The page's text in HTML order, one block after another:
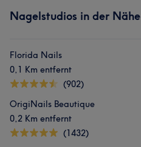
Nagelstudios in der Nähe
Florida Nails
0,1 Km entfernt
(902)
OrigiNails Beautique
0,2 Km entfernt
(1432)